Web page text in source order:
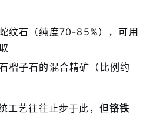
纹石（纯度70-85%），可用
榴子石的混合精矿（比例约
工艺往往止步于此，但铬铁